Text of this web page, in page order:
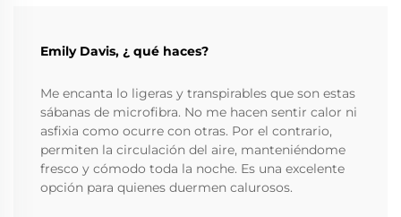
Emily Davis, ¿ qué haces?
Me encanta lo ligeras y transpirables que son estas
sábanas de microfibra. No me hacen sentir calor ni
asfixia como ocurre con otras. Por el contrario,
permiten la circulación del aire, manteniéndome
fresco y cómodo toda la noche. Es una excelente
opción para quienes duermen calurosos.